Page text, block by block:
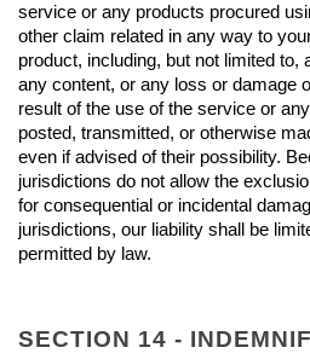
service or any products procured
other claim related in any way to
product, including, but not limited
any content, or any loss or damage
result of the use of the service or
posted, transmitted, or otherwise
even if advised of their possibility.
jurisdictions do not allow the
for consequential or incidental
jurisdictions, our liability shall be
permitted by law.
SECTION 14 -